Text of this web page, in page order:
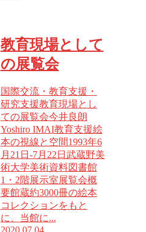
教育現場として
の展覧会
国際交流・教育支援・
研究支援教育現場とし
ての展覧会今井良朗
Yoshiro IMAI教育支援絵
本の視線と空間1993年6
月21日-7月22日武蔵野美
術大学美術資料図書館
1・2階展示室展覧会概
要館蔵約3000冊の絵本
コレクションをもと
に、当館に...